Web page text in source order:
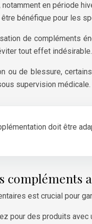
notamment en période
bénéfique pour les
de compléments
tout effet indésirable.
ou de blessure,
supervision médicale.
doit être
compléments
est crucial pour
pour des produits